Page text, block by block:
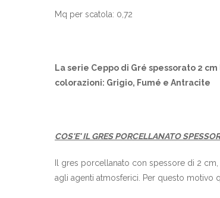
Mq per scatola: 0,72
La serie Ceppo di Gré spessorato 2
colorazioni: Grigio, Fumé e Antracite
COS'E' IL GRES PORCELLANATO
Il gres porcellanato con spessore di 2
agli agenti atmosferici. Per questo motivo